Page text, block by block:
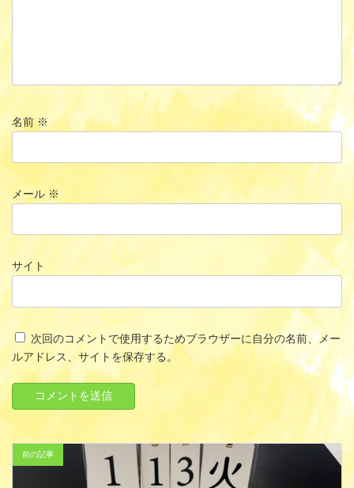
名前※
メール ※
サイト
次回のコメントで使用するためブラウザーに自分の名前、メー
ルアドレス、サイトを保存する。
前の記事